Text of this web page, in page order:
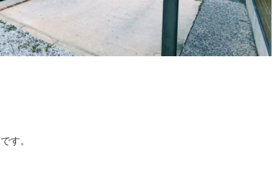
です。